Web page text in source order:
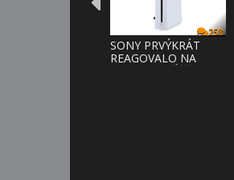
258
SONY PRVÝKRÁT
REAGOVALO NA